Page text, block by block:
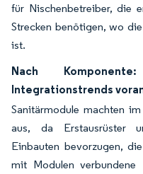
für Nischenbetreiber, die
Strecken benötigen, wo
ist.
Nach
Integrationstrends
Sanitärmodule machten
aus, da Erstausrüster
Einbauten bevorzugen,
mit Modulen verbundene